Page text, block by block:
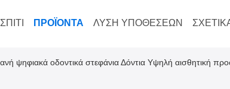
ΣΠΊΤΙ ΠΡΟΪΌΝΤΑ ΛΎΣΗ ΥΠΟΘΈΣΕΩΝ
ψηφιακά οδοντικά στεφάνια Δόντια Υψηλή αισθητική